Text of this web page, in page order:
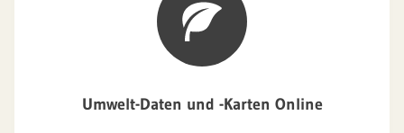
Umwelt-Daten und -Karten Online